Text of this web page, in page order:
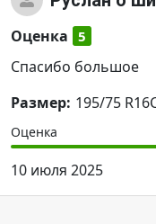
Оценка 5
Спасибо большое
Размер: 195/75
Оценка
10 июля 2025